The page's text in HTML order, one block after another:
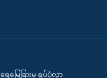
ရေမြေခြားမှ ရုပ်ပုံလွှာ